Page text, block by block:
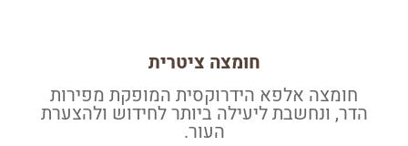
חומצה ציטרית
חומצה אלפא הידרוקסית המופקת מפירות
הדר, ונחשבת ליעילה ביותר לחידוש ולהצערת
העור.